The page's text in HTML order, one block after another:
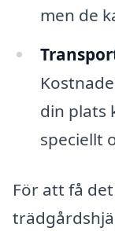
men de
din plats
speciellt
För att få